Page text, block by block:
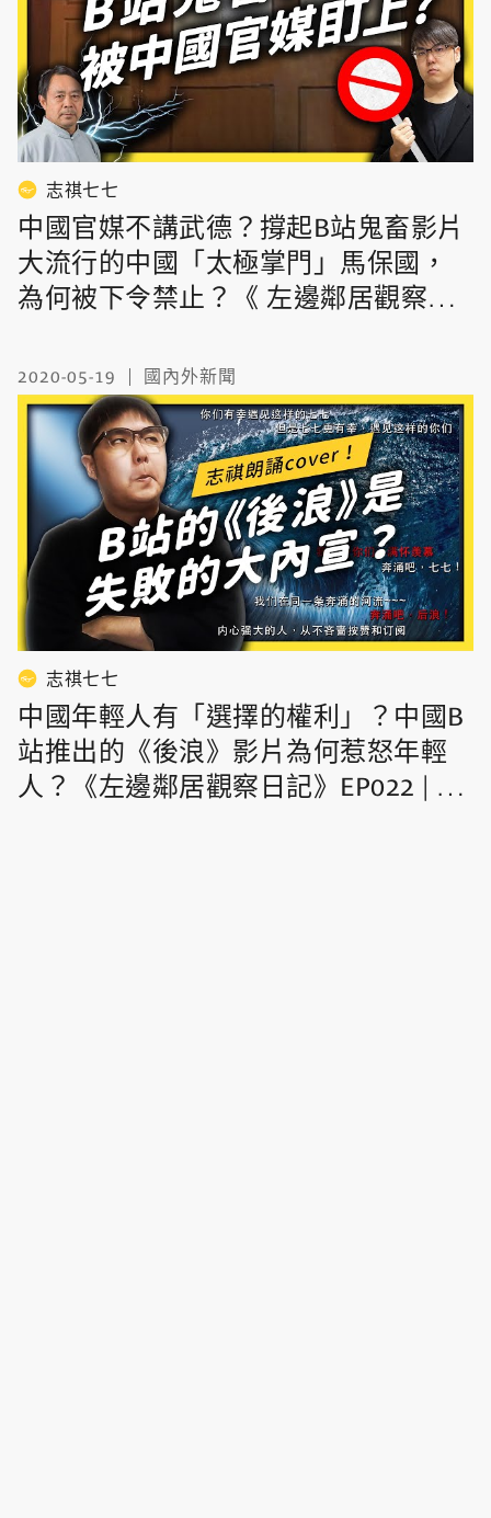
志祺七七
中國官媒不講武德？撐起B站鬼畜影片
大流行的中國「太極掌門」馬保國，
為何被下令禁止？《 左邊鄰居觀察日
2020-05-19 國內外新聞
志祺七七
中國年輕人有「選擇的權利」？中國B
站推出的《後浪》影片為何惹怒年輕
人？《左邊鄰居觀察日記》EP022 | 志